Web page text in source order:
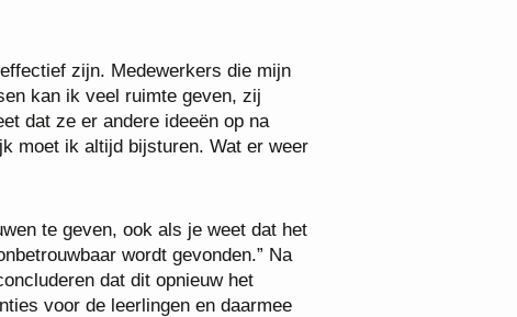
zijn. Medewerkers die mijn
kan ik veel ruimte geven, zij
dat ze er andere ideeën op na
moet ik altijd bijsturen. Wat er weer
te geven, ook als je weet dat het
wordt gevonden.” Na
dat dit opnieuw het
voor de leerlingen en daarmee